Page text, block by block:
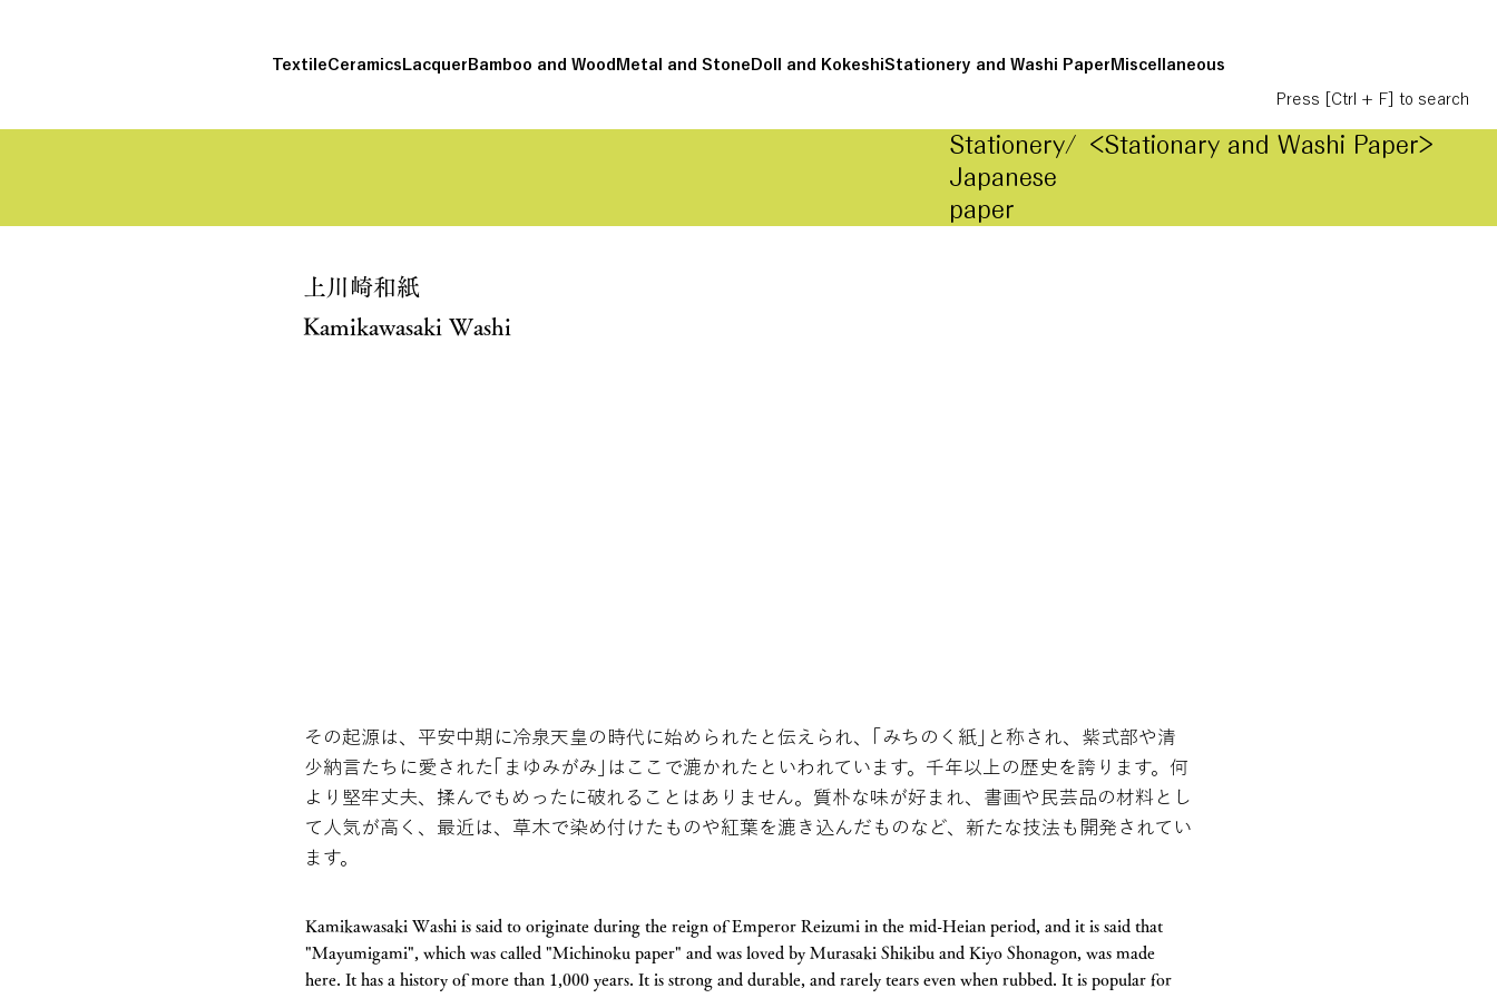
TextileCeramicsLacquerBamboo and WoodMetal and StoneDoll and KokeshiStationery and Washi PaperMiscellaneous
Press [Ctrl + F] to search
Stationery/
Japanese
paper
<Stationary and Washi Paper>
上川崎和紙
Kamikawasaki Washi
その起源は、平安中期に冷泉天皇の時代に始められたと伝えられ、｢みちのく紙｣と称され、紫式部や清
少納言たちに愛された｢まゆみがみ｣はここで漉かれたといわれています。千年以上の歴史を誇ります。何
より堅牢丈夫、揉んでもめったに破れることはありません。質朴な味が好まれ、書画や民芸品の材料とし
て人気が高く、最近は、草木で染め付けたものや紅葉を漉き込んだものなど、新たな技法も開発されてい
ます。
Kamikawasaki Washi is said to originate during the reign of Emperor Reizumi in the mid-Heian period, and it is said that
"Mayumigami", which was called "Michinoku paper" and was loved by Murasaki Shikibu and Kiyo Shonagon, was made
here. It has a history of more than 1,000 years. It is strong and durable, and rarely tears even when rubbed. It is popular for